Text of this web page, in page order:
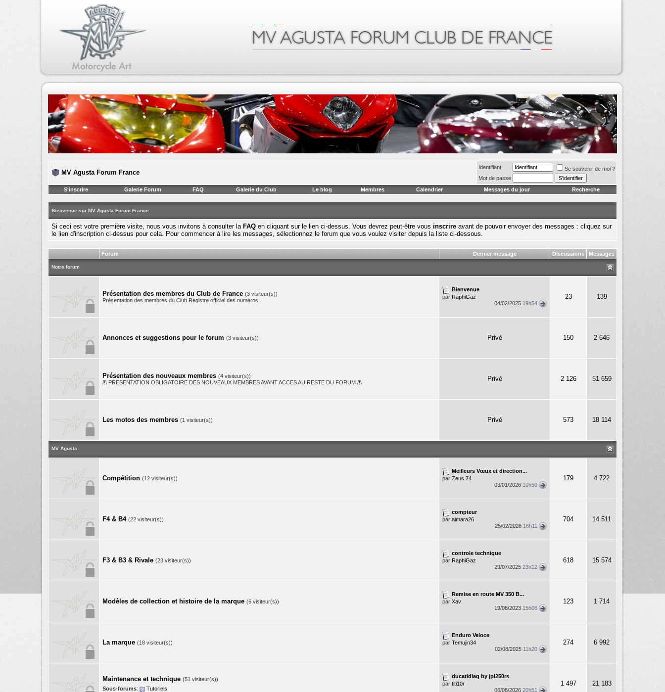
MV Agusta Forum France
Identifiant
Se souvenir de moi ?
Mot de passe
S'inscrire
Galerie Forum FAQ Galerie du Club Le blog Membres Calendrier Messages du jour Recherche
Bienvenue sur MV Agusta Forum France.
Si ceci est votre première visite, nous vous invitons à consulter la FAQ en cliquant sur le lien ci-dessus. Vous devrez peut-être vous inscrire avant de pouvoir envoyer des messages : cliquez sur
le lien d'inscription ci-dessus pour cela. Pour commencer à lire les messages, sélectionnez le forum que vous voulez visiter depuis la liste ci-dessous.
Forum Dernier message Discussions Messages
Notre forum
Présentation des membres du Club de France (3 visiteur(s))
Présentation des membres du Club Registre officiel des numéros
Bienvenue
par RaphiGaz
04/02/2025 19h54
23 139
Annonces et suggestions pour le forum (3 visiteur(s)) Privé 150 2 646
Présentation des nouveaux membres (4 visiteur(s))
/!\ PRESENTATION OBLIGATOIRE DES NOUVEAUX MEMBRES AVANT ACCES AU RESTE DU FORUM /!\
Privé 2 126 51 659
Les motos des membres (1 visiteur(s)) Privé 573 18 114
MV Agusta
Compétition (12 visiteur(s))
Meilleurs Vœux et direction...
par Zeus 74
03/01/2026 10h50
179 4 722
F4 & B4 (22 visiteur(s))
compteur
par aimara26
25/02/2026 16h11
704 14 511
F3 & B3 & Rivale (23 visiteur(s))
controle technique
par RaphiGaz
29/07/2025 23h12
618 15 574
Modèles de collection et histoire de la marque (6 visiteur(s))
Remise en route MV 350 B...
par Xav
19/08/2023 15h06
123 1 714
La marque (18 visiteur(s))
Enduro Veloce
par Temujin34
02/08/2025 11h20
274 6 992
Maintenance et technique (51 visiteur(s))
Sous-forums: Tutoriels
ducatidiag by jpl250rs
par titi10r
06/08/2026 20h51
1 497 21 183